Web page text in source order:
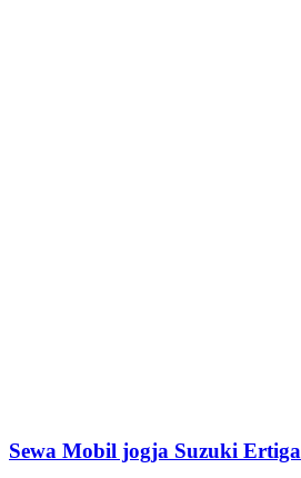
Sewa Mobil jogja Suzuki Ertiga